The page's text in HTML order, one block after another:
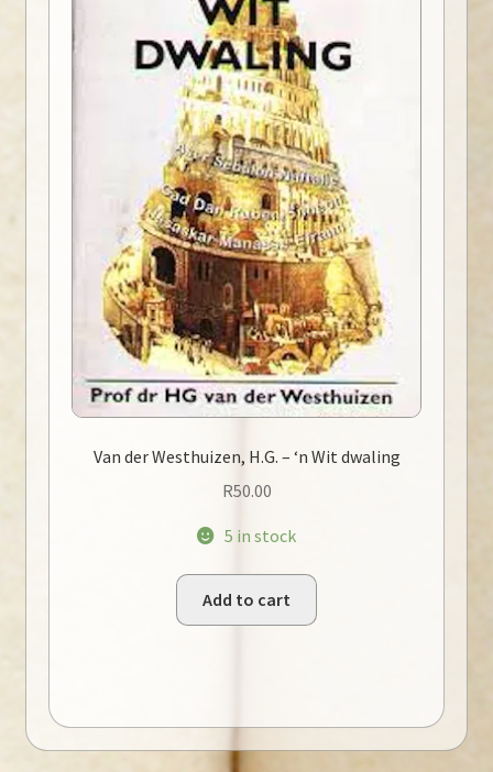
Van der Westhuizen, H.G. – ‘n Wit dwaling
R50.00
5 in stock
Add to cart